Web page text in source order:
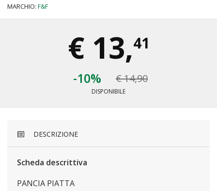
MARCHIO: F&F
€ 13,41
-10% € 14,90
DISPONIBILE
DESCRIZIONE
Scheda descrittiva
PANCIA PIATTA